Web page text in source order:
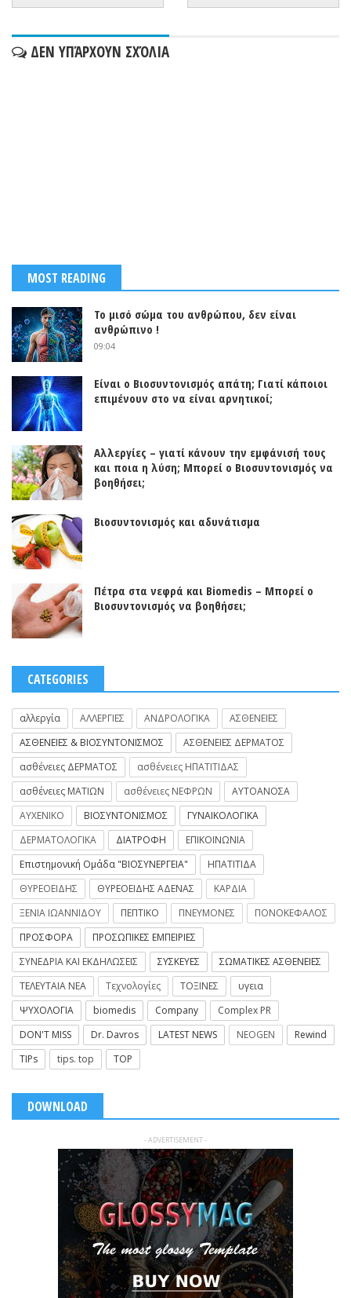
ΔΕΝ ΥΠΆΡΧΟΥΝ ΣΧΌΛΙΑ
MOST READING
Το μισό σώμα του ανθρώπου, δεν είναι
ανθρώπινο !
09:04
Είναι ο Βιοσυντονισμός απάτη; Γιατί κάποιοι
επιμένουν στο να είναι αρνητικοί;
Αλλεργίες – γιατί κάνουν την εμφάνισή τους
και ποια η λύση; Μπορεί ο Βιοσυντονισμός να
βοηθήσει;
Βιοσυντονισμός και αδυνάτισμα
Πέτρα στα νεφρά και Biomedis – Μπορεί ο
Βιοσυντονισμός να βοηθήσει;
CATEGORIES
αλλεργία ΑΛΛΕΡΓΙΕΣ ΑΝΔΡΟΛΟΓΙΚΑ
ΑΣΘΕΝΕΙΕΣ
ΑΣΘΕΝΕΙΕΣ & ΒΙΟΣΥΝΤΟΝΙΣΜΟΣ
ΑΣΘΕΝΕΙΕΣ ΔΕΡΜΑΤΟΣ
ασθένειες ΔΕΡΜΑΤΟΣ
ασθένειες ΗΠΑΤΙΤΙΔΑΣ
ασθένειες ΜΑΤΙΩΝ
ασθένειες ΝΕΦΡΩΝ
ΑΥΤΟΑΝΟΣΑ
ΑΥΧΕΝΙΚΟ
ΒΙΟΣΥΝΤΟΝΙΣΜΟΣ
ΓΥΝΑΙΚΟΛΟΓΙΚΑ
ΔΕΡΜΑΤΟΛΟΓΙΚΑ
ΔΙΑΤΡΟΦΗ
ΕΠΙΚΟΙΝΩΝΙΑ
Επιστημονική Ομάδα "ΒΙΟΣΥΝΕΡΓΕΙΑ"
ΗΠΑΤΙΤΙΔΑ
ΘΥΡΕΟΕΙΔΗΣ
ΘΥΡΕΟΕΙΔΗΣ ΑΔΕΝΑΣ
ΚΑΡΔΙΑ
ΞΕΝΙΑ ΙΩΑΝΝΙΔΟΥ
ΠΕΠΤΙΚΟ ΠΝΕΥΜΟΝΕΣ
ΠΟΝΟΚΕΦΑΛΟΣ
ΠΡΟΣΦΟΡΑ
ΠΡΟΣΩΠΙΚΕΣ ΕΜΠΕΙΡΙΕΣ
ΣΥΝΕΔΡΙΑ ΚΑΙ ΕΚΔΗΛΩΣΕΙΣ
ΣΥΣΚΕΥΕΣ
ΣΩΜΑΤΙΚΕΣ ΑΣΘΕΝΕΙΕΣ
ΤΕΛΕΥΤΑΙΑ ΝΕΑ
Τεχνολογίες ΤΟΞΙΝΕΣ
υγεια
ΨΥΧΟΛΟΓΙΑ
biomedis Company
Complex PR
DON'T MISS
Dr. Davros LATEST NEWS NEOGEN
Rewind
TIPs
tips. top TOP
DOWNLOAD
- ADVERTISEMENT -